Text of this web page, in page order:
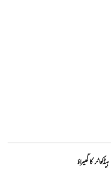
کا گھیراؤ